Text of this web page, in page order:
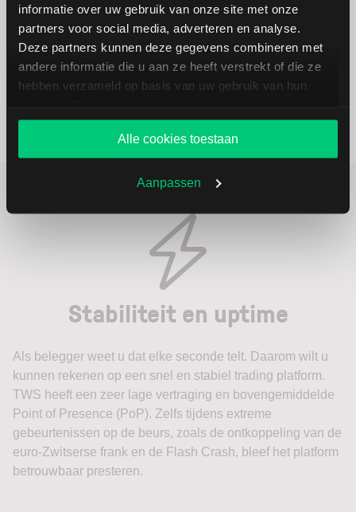
informatie over uw gebruik van onze site met onze
partners voor social media, adverteren en analyse.
Deze partners kunnen deze gegevens combineren met
andere informatie die u aan ze heeft verstrekt of die ze
hebben verzameld op basis van uw gebruik van hun
website blijft gebruiken.
Alle cookies toestaan
Aanpassen
Stabiliteit en uptime
Als belegger weet u dat elke seconde telt. Daarom wilt u
kunnen rekenen op een snel en stabiel trading platform.
TWS heeft een zeer lage vertraging en bovengemiddelde
Point of Presence (PoP). Zelfs tijdens extreme
gebeurtenissen op de beurs, zoals de ontkoppeling van de
euro-Zwitserse frank en de Flash Crash, bleef het platform
betrouwbaar presteren.